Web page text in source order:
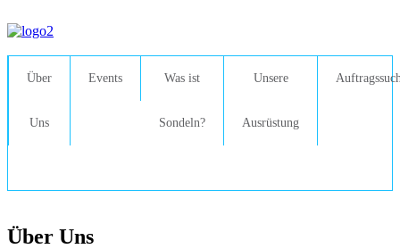
Über
Uns
Events Was ist
Sondeln?
Unsere
Ausrüstung
Über Uns